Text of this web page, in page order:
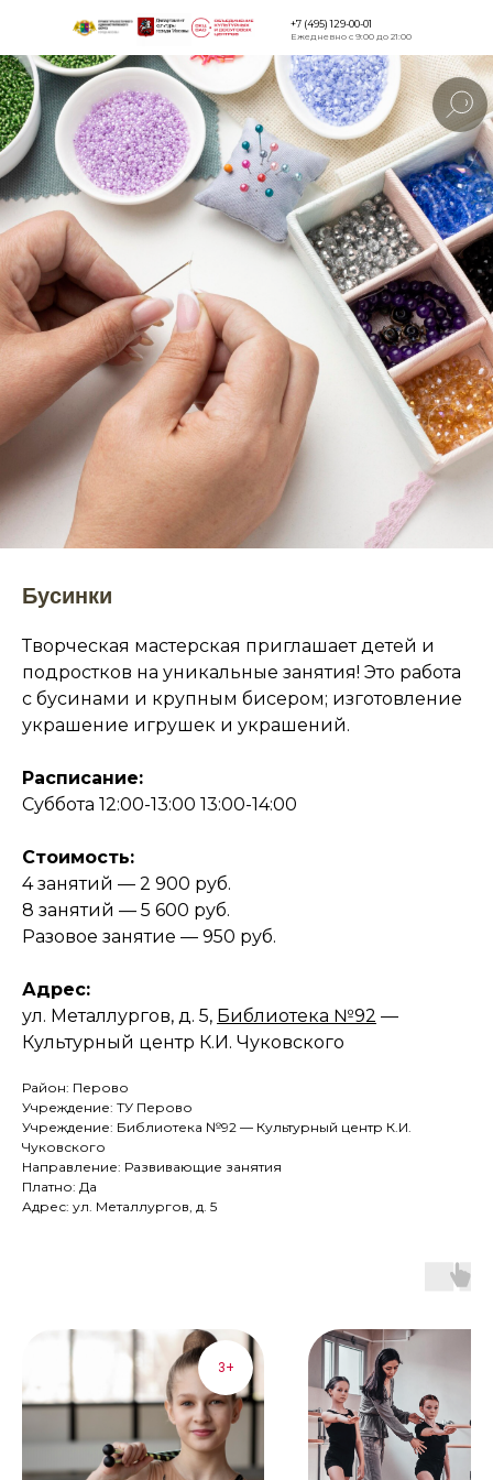
Версия для
+7 (495) 129-00-01
Ежедневно с 9:00 до 21:00
Бусинки
Творческая мастерская приглашает детей и
подростков на уникальные занятия! Это работа
с бусинами и крупным бисером; изготовление
украшение игрушек и украшений.
Расписание:
Суббота 12:00-13:00 13:00-14:00
Стоимость:
4 занятий — 2 900 руб.
8 занятий — 5 600 руб.
Разовое занятие — 950 руб.
Адрес:
ул. Металлургов, д. 5, Библиотека №92 —
Культурный центр К.И. Чуковского
Район: Перово
Учреждение: ТУ Перово
Учреждение: Библиотека №92 — Культурный центр К.И.
Чуковского
Направление: Развивающие занятия
Платно: Да
Адрес: ул. Металлургов, д. 5
3+